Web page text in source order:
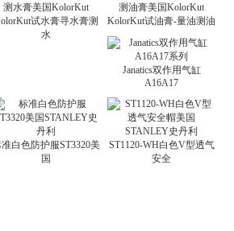
试水膏寻水膏测
水
KolorKut试油膏-量油测油
Janatics双作用气缸
A16A17
白色防护服ST3320美
国
ST1120-WH白色V型透气
安全